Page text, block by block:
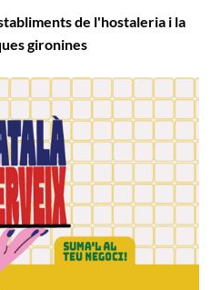
de l'hostaleria i la
gironines